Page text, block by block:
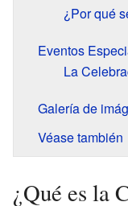
¿Por qué
Eventos
La
Galería de
Véase también
¿Qué es la